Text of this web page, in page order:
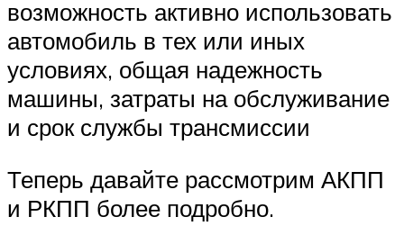
возможность активно использовать
автомобиль в тех или иных
условиях, общая надежность
машины, затраты на обслуживание
и срок службы трансмиссии
Теперь давайте рассмотрим АКПП
и РКПП более подробно.